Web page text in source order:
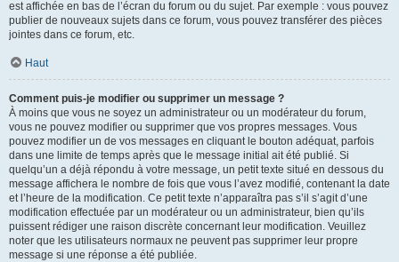
est affichée en bas de l’écran du forum ou du sujet. Par exemple : vous pouvez
publier de nouveaux sujets dans ce forum, vous pouvez transférer des pièces
jointes dans ce forum, etc.
Haut
Comment puis-je modifier ou supprimer un message ?
À moins que vous ne soyez un administrateur ou un modérateur du forum,
vous ne pouvez modifier ou supprimer que vos propres messages. Vous
pouvez modifier un de vos messages en cliquant le bouton adéquat, parfois
dans une limite de temps après que le message initial ait été publié. Si
quelqu’un a déjà répondu à votre message, un petit texte situé en dessous du
message affichera le nombre de fois que vous l’avez modifié, contenant la date
et l’heure de la modification. Ce petit texte n’apparaîtra pas s’il s’agit d’une
modification effectuée par un modérateur ou un administrateur, bien qu’ils
puissent rédiger une raison discrète concernant leur modification. Veuillez
noter que les utilisateurs normaux ne peuvent pas supprimer leur propre
message si une réponse a été publiée.